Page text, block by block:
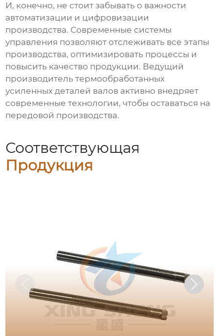
И, конечно, не стоит забывать о важности
автоматизации и цифровизации
производства. Современные системы
управления позволяют отслеживать все этапы
производства, оптимизировать процессы и
повысить качество продукции. Ведущий
производитель термообработанных
усиленных деталей валов активно внедряет
современные технологии, чтобы оставаться на
передовой производства.
Соответствующая
Продукция